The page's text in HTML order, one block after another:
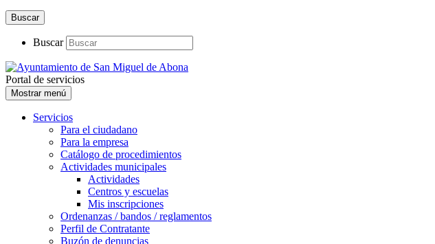
Buscar
Buscar
Portal de servicios
Mostrar menú
Servicios
Para el ciudadano
Para la empresa
Catálogo de procedimientos
Actividades municipales
Actividades
Centros y escuelas
Mis inscripciones
Ordenanzas / bandos / reglamentos
Perfil de Contratante
Buzón de denuncias